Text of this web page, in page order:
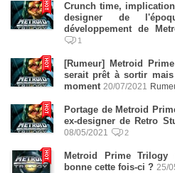
Crunch time,
designer de
développement de
1
[Rumeur] Metroid
serait prêt à sortir
moment 20/07/2021
Portage de Metroid
ex-designer de Retro
08/05/2021 2
Metroid Prime
bonne cette fois-ci ? 25/